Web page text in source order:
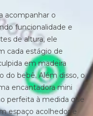
acompanhar o
funcionalidade e
de altura, ele
cada estágio de
em madeira
do bebê. Além disso, o
encantadora mini
perfeita à medida que
espaço acolhedor e